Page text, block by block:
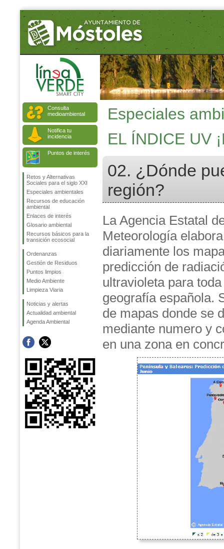
Consulta
medioambiental
Notifica tu
incidencia
Puntos de interés
Retos y Alternativas
Sociales para el siglo XXI
Especiales ambientales
Recursos de educación
ambiental
Enlaces de interés
Glosario ambiental
Recursos básicos para la
transición ecosocial
Ordenanzas
Gestión de Residuos
Puntos limpios
Medio Ambiente
Limpieza Viaria
Noticias y alertas
Actualidad ambiental
Agenda Ambiental
Especiales
EL ÍNDICE UV
02. ¿Dónde
región?
La Agencia Estatal
Meteorología elabora
diariamente los
predicción de
ultravioleta para
geografía española.
de mapas donde se
mediante numero y
en una zona en